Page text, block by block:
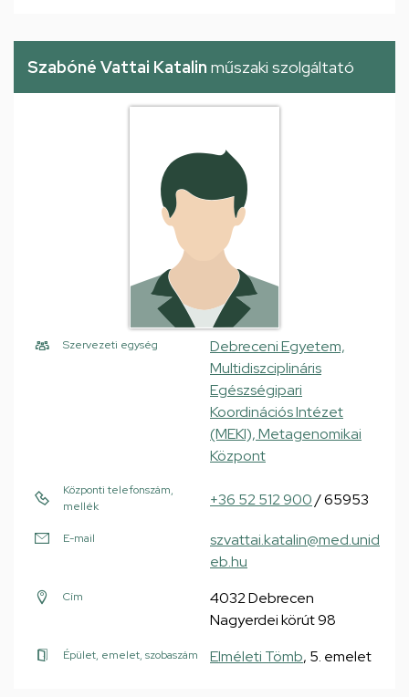
Szabóné Vattai Katalin műszaki szolgáltató
Szervezeti egység
Debreceni Egyetem,
Multidiszciplináris
Egészségipari
Koordinációs Intézet
(MEKI), Metagenomikai
Központ
Központi telefonszám,
mellék
+36 52 512 900/ 65953
E-mail
szvattai.katalin@med.unid
eb.hu
Cím
4032 Debrecen
Nagyerdei körút 98
Épület, emelet, szobaszám Elméleti Tömb, 5. emelet